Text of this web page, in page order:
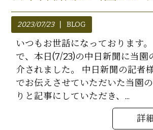
2023/07/23 BLOG
いつもお世話になっております
で、本日(7/23)の中日新聞に当園
介されました。 中日新聞の記者
でお伝えさせていただいた当園
りと記事にしていただき、...
詳